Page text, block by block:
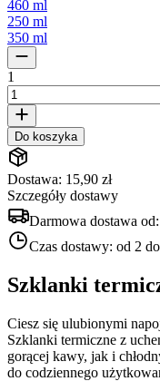
460 ml
250 ml
350 ml
1
Do koszyka
Dostawa: 15,90 zł
Szczegóły dostawy
Darmowa dostawa od:
Czas dostawy: od 2
Szklanki
Ciesz się ulubionymi
Szklanki termiczne z
gorącej kawy, jak i
do codziennego